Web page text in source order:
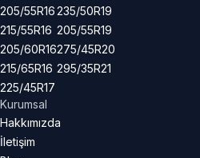
205/55R16
215/55R16
205/60R16
215/65R16
225/45R17
235/50R19
205/55R19
275/45R20
295/35R21
Kurumsal
Hakkımızda
İletişim